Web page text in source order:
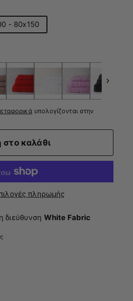
- 80x150
υπολογίζονται στην
καλάθι
πληρωμής
διεύθυνση White Fabric